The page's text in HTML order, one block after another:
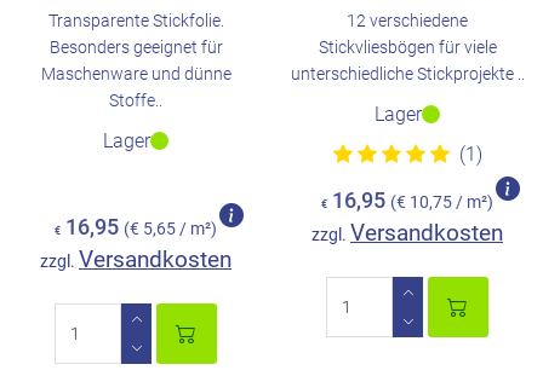
Transparente Stickfolie.
Besonders geeignet für
Maschenware und dünne
Stoffe..
Lager
€ 16,95 (€ 5,65 / m²)
zzgl. Versandkosten
12 verschiedene
Stickvliesbögen für viele
unterschiedliche Stickprojekte ..
Lager
(1)
€ 16,95 (€ 10,75 / m²)
zzgl. Versandkosten